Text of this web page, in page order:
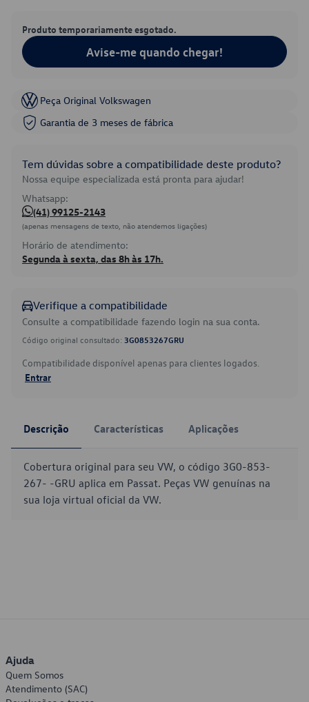
Produto temporariamente esgotado.
Avise-me quando chegar!
Peça Original Volkswagen
Garantia de 3 meses de fábrica
Tem dúvidas sobre a compatibilidade deste produto?
Nossa equipe especializada está pronta para ajudar!
Whatsapp:
(41) 99125-2143
(apenas mensagens de texto, não atendemos ligações)
Horário de atendimento:
Segunda à sexta, das 8h às 17h.
Verifique a compatibilidade
Consulte a compatibilidade fazendo login na sua conta.
Código original consultado: 3G0853267GRU
Compatibilidade disponível apenas para clientes logados.
Entrar
Descrição Características Aplicações
Cobertura original para seu VW, o código 3G0-853-
267- -GRU aplica em Passat. Peças VW genuínas na
sua loja virtual oficial da VW.
Ajuda
Quem Somos
Atendimento (SAC)